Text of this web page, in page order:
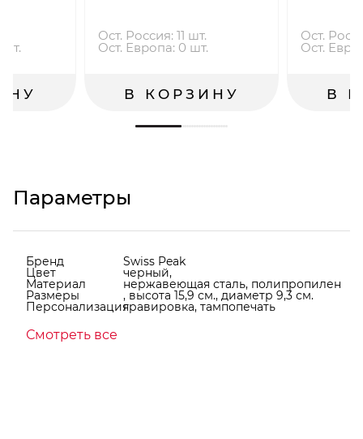
шт.
Ост. Россия: 11 шт.
Ост. Европа: 0 шт.
В КОРЗИНУ
Ост.
Ост.
В
Параметры
Бренд Swiss Peak
Цвет черный,
Материал нержавеющая сталь, полипропилен
Размеры , высота 15,9 см., диаметр 9,3 см.
Персонализациягравировка, тампопечать
Смотреть все